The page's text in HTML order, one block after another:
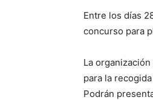
Entre los días
concurso para
La
para la
Podrán